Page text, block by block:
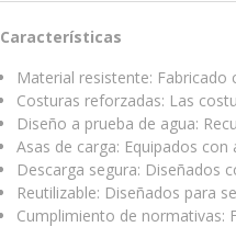
Características
Material resistente:
Costuras reforzadas: Las
Diseño a prueba de agua:
Asas de carga: Equipados
Descarga segura: Diseñados
Reutilizable: Diseñados para
Cumplimiento de normativas: